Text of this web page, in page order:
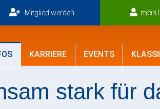
Mitglied werden mein
KARRIERE EVENTS
stark für